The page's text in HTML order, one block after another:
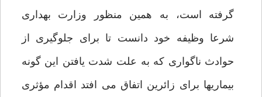
گرفته است، به همین منظور وزارت بهداری
شرعا وظیفه خود دانست تا برای جلوگیری از
حوادث ناگواری که به علت شدت یافتن این گونه
بیماریها برای زائرین اتفاق می افتد اقدام مؤثری